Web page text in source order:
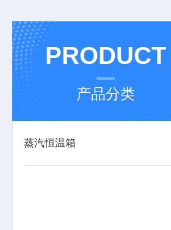
PRODUCT
产品分类
蒸汽恒温箱